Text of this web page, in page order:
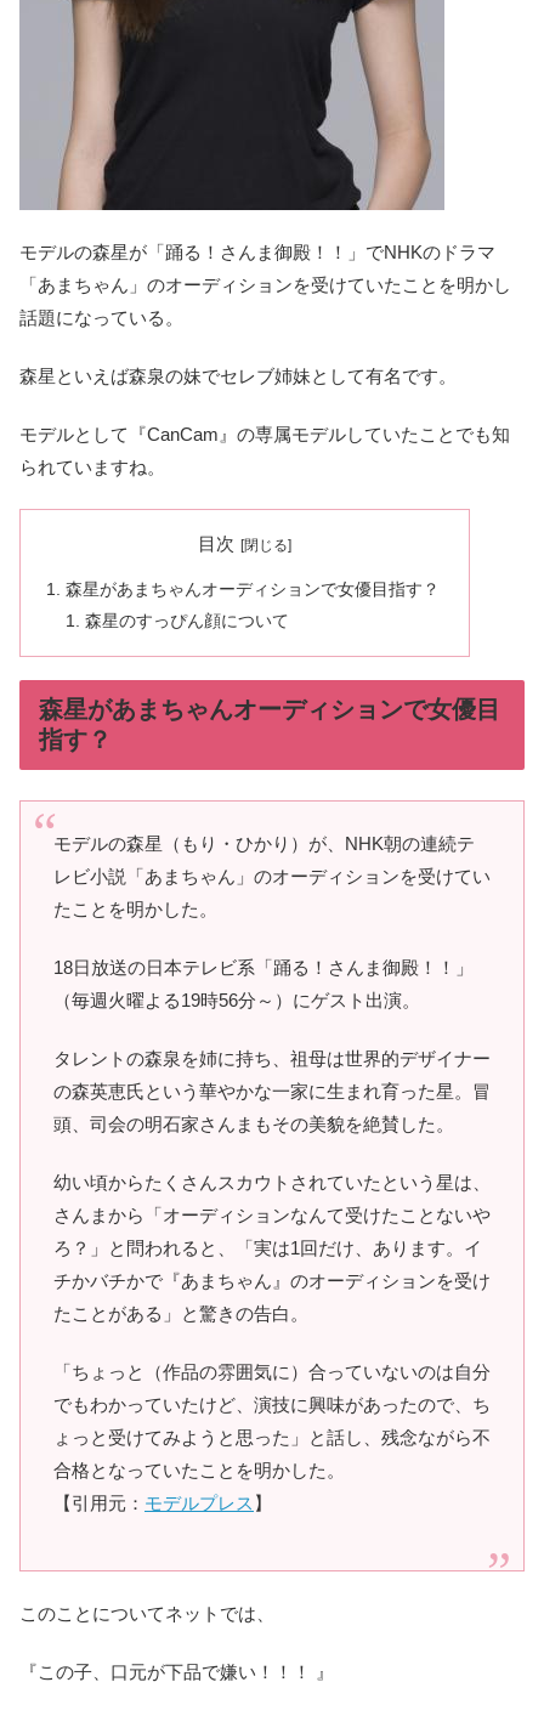
モデルの森星が「踊る！さんま御殿！！」でNHKのドラマ
「あまちゃん」のオーディションを受けていたことを明かし
話題になっている。
森星といえば森泉の妹でセレブ姉妹として有名です。
モデルとして『CanCam』の専属モデルしていたことでも知
られていますね。
目次
森星があまちゃんオーディションで女優目指す？
森星のすっぴん顔について
森星があまちゃんオーディションで女優目
指す？
モデルの森星（もり・ひかり）が、NHK朝の連続テ
レビ小説「あまちゃん」のオーディションを受けてい
たことを明かした。
18日放送の日本テレビ系「踊る！さんま御殿！！」
（毎週火曜よる19時56分～）にゲスト出演。
タレントの森泉を姉に持ち、祖母は世界的デザイナー
の森英恵氏という華やかな一家に生まれ育った星。冒
頭、司会の明石家さんまもその美貌を絶賛した。
幼い頃からたくさんスカウトされていたという星は、
さんまから「オーディションなんて受けたことないや
ろ？」と問われると、「実は1回だけ、あります。イ
チかバチかで『あまちゃん』のオーディションを受け
たことがある」と驚きの告白。
「ちょっと（作品の雰囲気に）合っていないのは自分
でもわかっていたけど、演技に興味があったので、ち
ょっと受けてみようと思った」と話し、残念ながら不
合格となっていたことを明かした。
【引用元： モデルプレス 】
このことについてネットでは、
『この子、口元が下品で嫌い！！！ 』